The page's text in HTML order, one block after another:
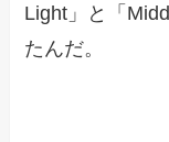
Light」と「
たんだ。